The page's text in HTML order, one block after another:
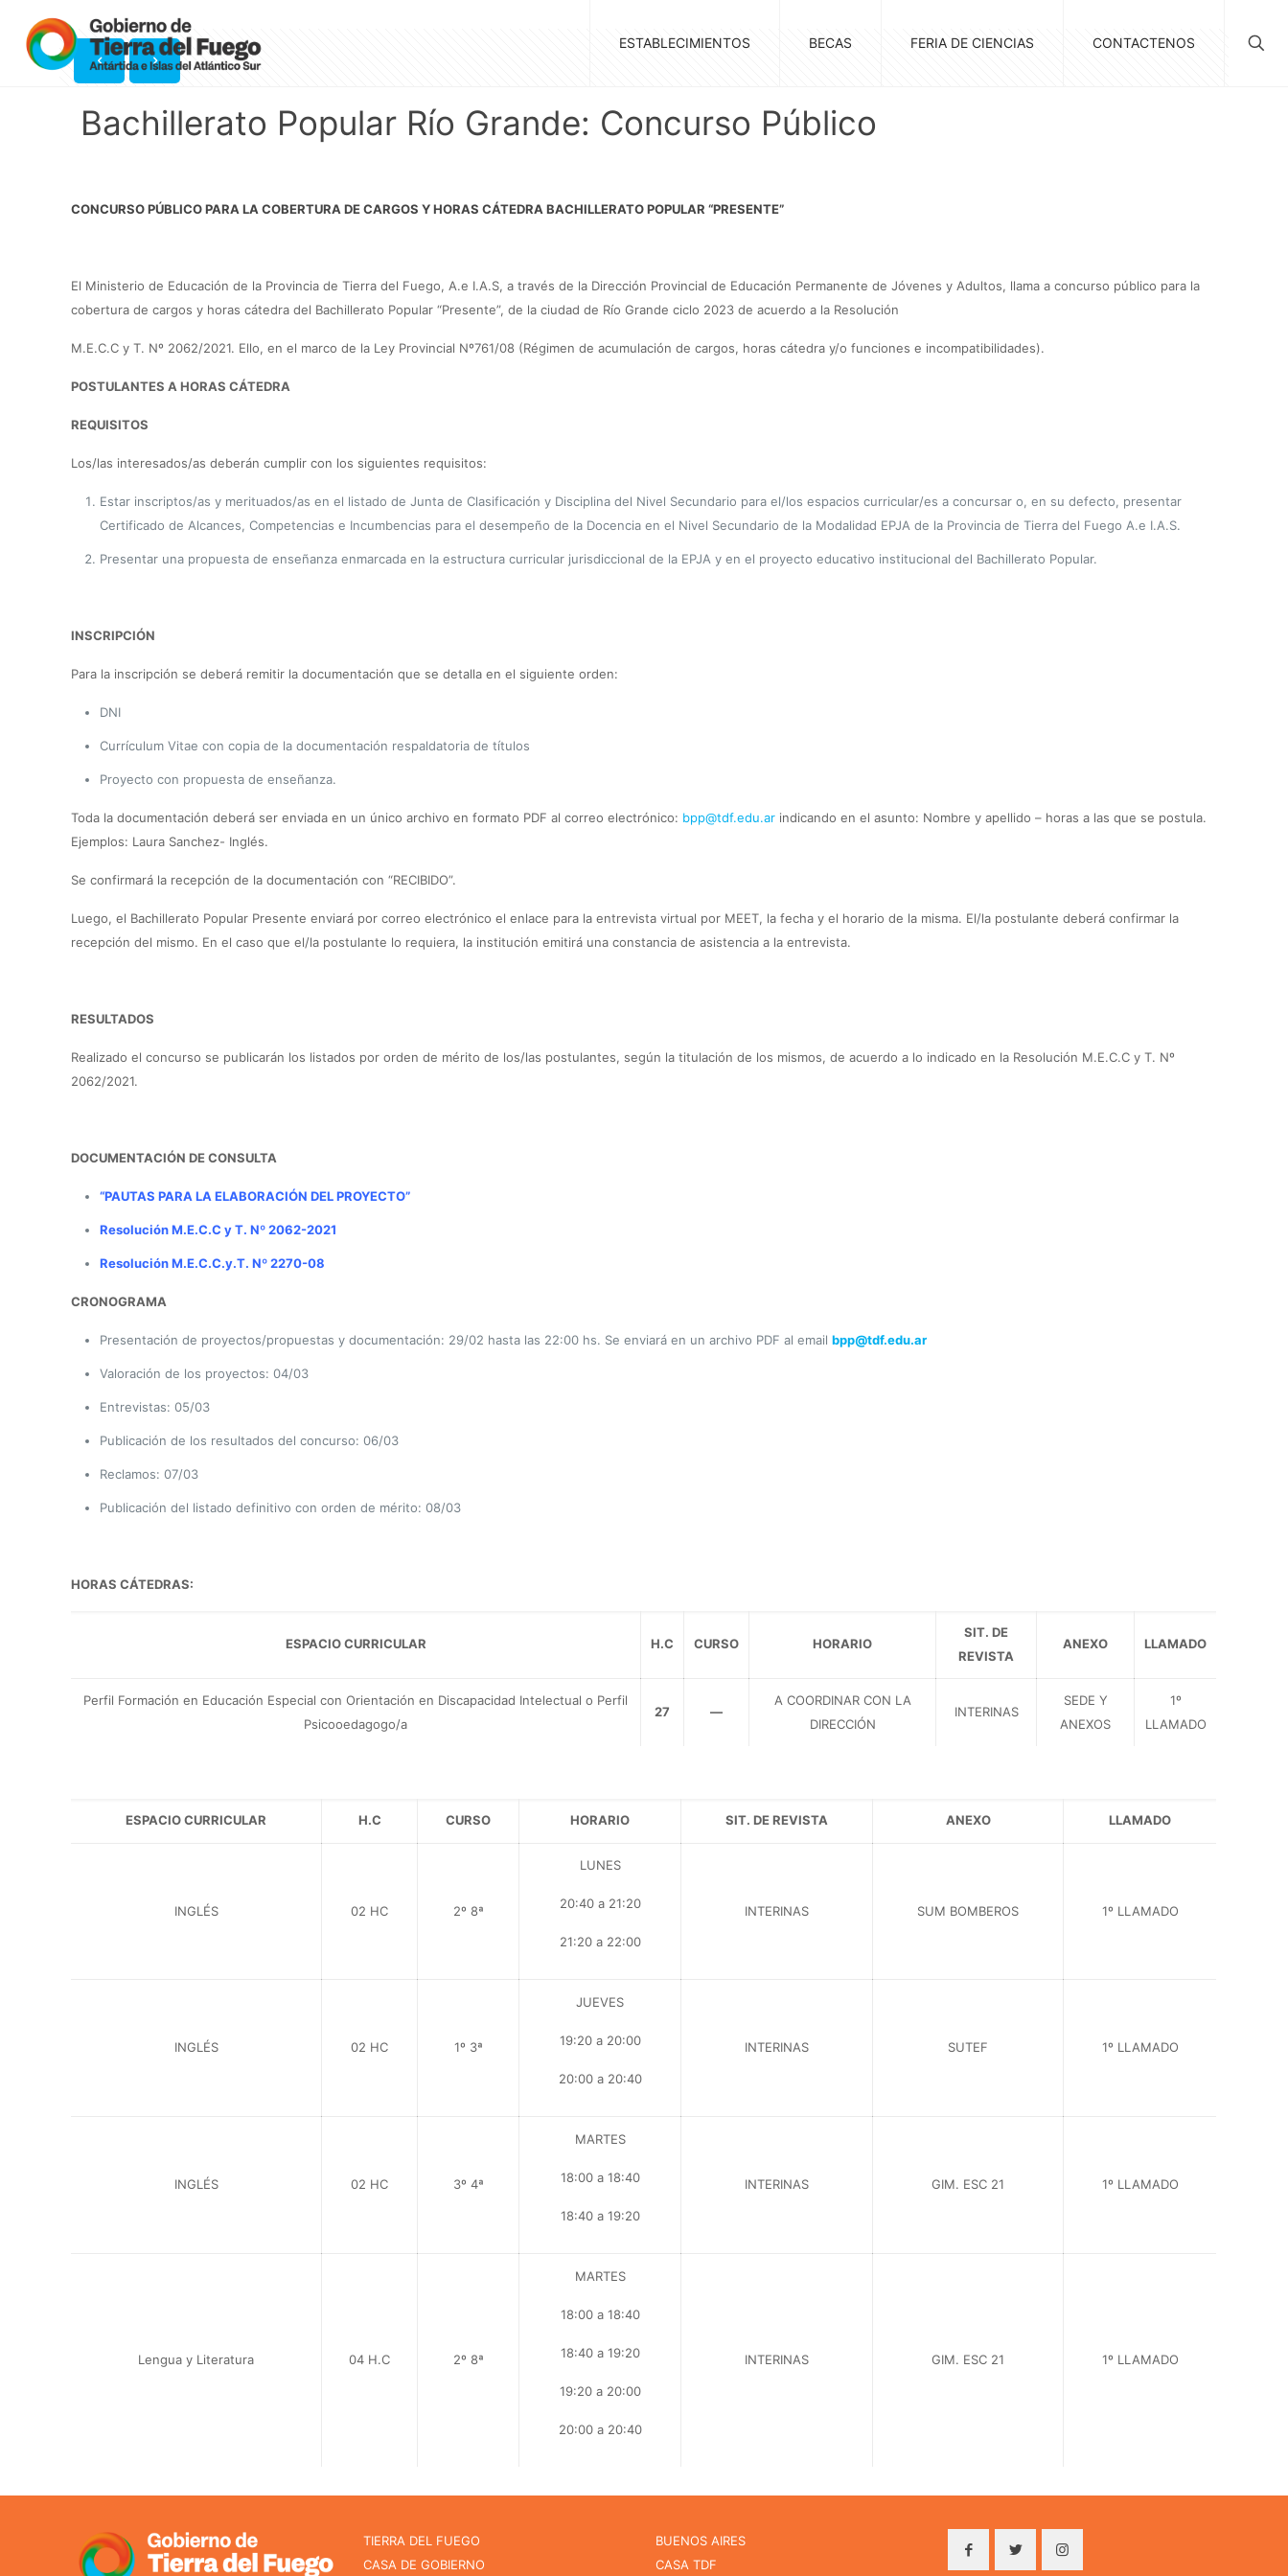
ESTABLECIMIENTOS BECAS FERIA DE CIENCIAS CONTACTENOS
Bachillerato Popular Río Grande: Concurso Público
CONCURSO PÚBLICOPARA LA COBERTURA DE CARGOS Y HORAS CÁTEDRA BACHILLERATO POPULAR “PRESENTE”
El Ministerio de Educación de la Provincia de Tierra del Fuego, A.e I.A.S, a través de la Dirección Provincial de Educación Permanente de Jóvenes y Adultos, llama a concurso público para la
cobertura de cargos y horas cátedra del Bachillerato Popular “Presente”, de la ciudad de Río Grande ciclo 2023 de acuerdo a la Resolución
M.E.C.C y T. Nº 2062/2021. Ello, en el marco de la Ley Provincial Nº761/08 (Régimen de acumulación de cargos, horas cátedra y/o funciones e incompatibilidades).
POSTULANTES A HORAS CÁTEDRA
REQUISITOS
Los/las interesados/as deberán cumplir con los siguientes requisitos:
Estar inscriptos/as y merituados/as en el listado de Junta de Clasificación y Disciplina del Nivel Secundario para el/los espacios curricular/es a concursar o, en su defecto, presentar
Certificado de Alcances, Competencias e Incumbencias para el desempeño de la Docencia en el Nivel Secundario de la Modalidad EPJA de la Provincia de Tierra del Fuego A.e I.A.S.
Presentar una propuesta de enseñanza enmarcada en la estructura curricular jurisdiccional de la EPJA y en el proyecto educativo institucional del Bachillerato Popular.
INSCRIPCIÓN
Para la inscripción se deberá remitir la documentación que se detalla en el siguiente orden:
DNI
Currículum Vitae con copia de la documentación respaldatoria de títulos
Proyecto con propuesta de enseñanza.
Toda la documentación deberá ser enviada en un único archivo en formato PDF al correo electrónico: bpp@tdf.edu.ar indicando en el asunto: Nombre y apellido – horas a las que se postula.
Ejemplos: Laura Sanchez- Inglés.
Se confirmará la recepción de la documentación con “RECIBIDO”.
Luego, el Bachillerato Popular Presente enviará por correo electrónico el enlace para la entrevista virtual por MEET, la fecha y el horario de la misma. El/la postulante deberá confirmar la
recepción del mismo. En el caso que el/la postulante lo requiera, la institución emitirá una constancia de asistencia a la entrevista.
RESULTADOS
Realizado el concurso se publicarán los listados por orden de mérito de los/las postulantes, según la titulación de los mismos, de acuerdo a lo indicado en la Resolución M.E.C.C y T. Nº
2062/2021.
DOCUMENTACIÓN DE CONSULTA
“PAUTAS PARA LA ELABORACIÓN DEL PROYECTO”
Resolución M.E.C.C y T. Nº 2062-2021
Resolución M.E.C.C.y.T. Nº 2270-08
CRONOGRAMA
Presentación de proyectos/propuestas y documentación: 29/02 hasta las 22:00 hs. Se enviará en un archivo PDF al emailbpp@tdf.edu.ar
Valoración de los proyectos: 04/03
Entrevistas: 05/03
Publicación de los resultados del concurso: 06/03
Reclamos: 07/03
Publicación del listado definitivo con orden de mérito: 08/03
HORAS CÁTEDRAS:
ESPACIO CURRICULAR H.C CURSO HORARIO
SIT. DE
REVISTA
ANEXO LLAMADO
Perfil Formación en Educación Especial con Orientación en Discapacidad Intelectual o Perfil
Psicooedagogo/a
27 —
A COORDINAR CON LA
DIRECCIÓN
INTERINAS
SEDE Y
ANEXOS
1º
LLAMADO
ESPACIO CURRICULAR H.C CURSO HORARIO SIT. DE REVISTA ANEXO LLAMADO
INGLÉS 02 HC 2º 8ª
LUNES
20:40 a 21:20
21:20 a 22:00
INTERINAS SUM BOMBEROS 1º LLAMADO
INGLÉS 02 HC 1º 3ª
JUEVES
19:20 a 20:00
20:00 a 20:40
INTERINAS SUTEF 1º LLAMADO
INGLÉS 02 HC 3º 4ª
MARTES
18:00 a 18:40
18:40 a 19:20
INTERINAS GIM. ESC 21 1º LLAMADO
Lengua y Literatura 04 H.C 2º 8ª
MARTES
18:00 a 18:40
18:40 a 19:20
19:20 a 20:00
20:00 a 20:40
INTERINAS GIM. ESC 21 1º LLAMADO
TIERRA DEL FUEGO
CASA DE GOBIERNO
BUENOS AIRES
CASA TDF